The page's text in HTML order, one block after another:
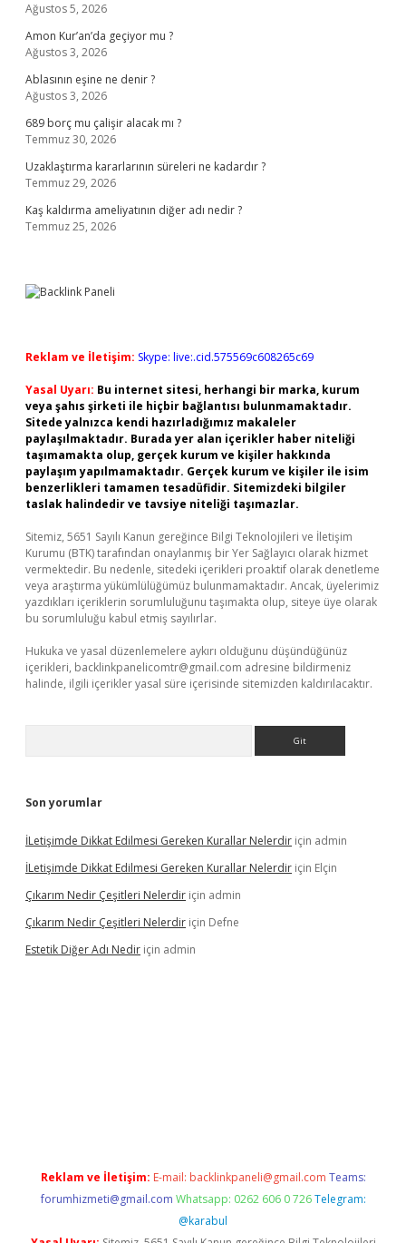
Ağustos 5, 2026
Amon Kur’an’da geçiyor mu ?
Ağustos 3, 2026
Ablasının eşine ne denir ?
Ağustos 3, 2026
689 borç mu çalişir alacak mı ?
Temmuz 30, 2026
Uzaklaştırma kararlarının süreleri ne kadardır ?
Temmuz 29, 2026
Kaş kaldırma ameliyatının diğer adı nedir ?
Temmuz 25, 2026
Reklam ve İletişim: Skype: live:.cid.575569c608265c69
Yasal Uyarı: Bu internet sitesi, herhangi bir marka, kurum
veya şahıs şirketi ile hiçbir bağlantısı bulunmamaktadır.
Sitede yalnızca kendi hazırladığımız makaleler
paylaşılmaktadır. Burada yer alan içerikler haber niteliği
taşımamakta olup, gerçek kurum ve kişiler hakkında
paylaşım yapılmamaktadır. Gerçek kurum ve kişiler ile isim
benzerlikleri tamamen tesadüfidir. Sitemizdeki bilgiler
taslak halindedir ve tavsiye niteliği taşımazlar.
Sitemiz, 5651 Sayılı Kanun gereğince Bilgi Teknolojileri ve İletişim
Kurumu (BTK) tarafından onaylanmış bir Yer Sağlayıcı olarak hizmet
vermektedir. Bu nedenle, sitedeki içerikleri proaktif olarak denetleme
veya araştırma yükümlülüğümüz bulunmamaktadır. Ancak, üyelerimiz
yazdıkları içeriklerin sorumluluğunu taşımakta olup, siteye üye olarak
bu sorumluluğu kabul etmiş sayılırlar.
Hukuka ve yasal düzenlemelere aykırı olduğunu düşündüğünüz
içerikleri, backlinkpanelicomtr@gmail.com adresine bildirmeniz
halinde, ilgili içerikler yasal süre içerisinde sitemizden kaldırılacaktır.
Son yorumlar
İLetişimde Dikkat Edilmesi Gereken Kurallar Nelerdir için admin
İLetişimde Dikkat Edilmesi Gereken Kurallar Nelerdir için Elçin
Çıkarım Nedir Çeşitleri Nelerdir için admin
Çıkarım Nedir Çeşitleri Nelerdir için Defne
Estetik Diğer Adı Nedir için admin
Reklam ve İletişim: E-mail: backlinkpaneli@gmail.com Teams:
forumhizmeti@gmail.com Whatsapp: 0262 606 0 726 Telegram:
@karabul